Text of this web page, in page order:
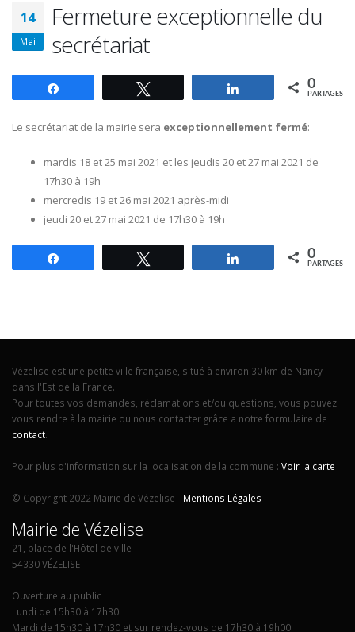
14
Mai
Fermeture exceptionnelle du
secrétariat
Partagez 0
PARTAGES
Le secrétariat de la mairie sera exceptionnellement fermé:
mardis 18 et 25 mai 2021 et les jeudis 20 et 27 mai 2021 de
17h30 à 19h
mercredis 19 et 26 mai 2021 après-midi
jeudi 20 et 27 mai 2021 de 17h30 à 19h
Partagez 0
PARTAGES
Vézelise est une petite ville française, situé à environ 30 km de Nancy
dans l'Est de la France.
Pour toutes vos demandes, réclamations et/ou questions, vous pouvez
vous rendre à la mairie ou nous contacter grâce a notre formulaire de
contact.
Pour plus d'information sur la localisation de la commune : Voir la carte
© Copyright 2022 Mairie de Vézelise - Mentions Légales
Mairie de Vézelise
21, place de l'Hôtel de ville
54330 VÉZELISE
Ouverture au public :
Lundi de 15h30 à 17h30
Mardi de 15h30 à 17h30 et sur rendez-vous de 17h30 à 19h00